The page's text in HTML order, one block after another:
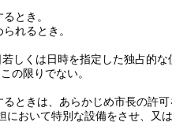
とき。
れるとき。
しくは日時を指定した独占的な
の限りでない。
ときは、あらかじめ市長の許可
おいて特別な設備をさせ、又